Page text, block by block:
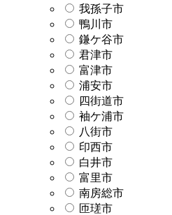
我孫子市
鴨川市
鎌ケ谷市
君津市
富津市
浦安市
四街道市
袖ケ浦市
八街市
印西市
白井市
富里市
南房総市
匝瑳市